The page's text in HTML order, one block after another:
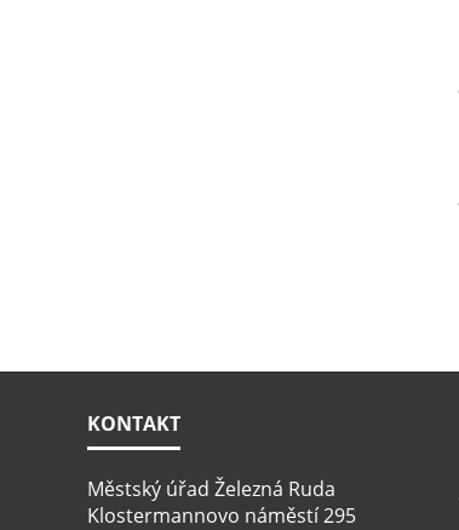
KONTAKT
Městský úřad Železná Ruda
Klostermannovo náměstí 295